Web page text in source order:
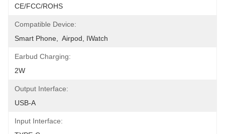
CE/FCC/ROHS
Compatible Device:
Smart Phone,  Airpod, IWatch
Earbud Charging:
2W
Output Interface:
USB-A
Input Interface: